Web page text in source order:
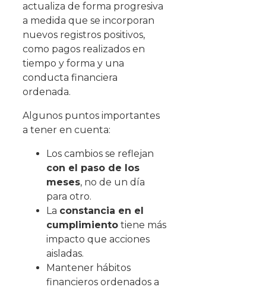
actualiza de forma progresiva
a medida que se incorporan
nuevos registros positivos,
como pagos realizados en
tiempo y forma y una
conducta financiera
ordenada.
Algunos puntos importantes
a tener en cuenta:
Los cambios se reflejan
con el paso de los
meses, no de un día
para otro.
La constancia en el
cumplimiento tiene más
impacto que acciones
aisladas.
Mantener hábitos
financieros ordenados a